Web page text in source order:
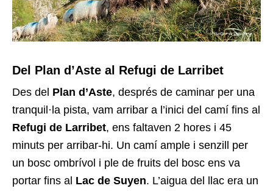
Del Plan d’Aste al Refugi de Larribet
Des del Plan d’Aste, després de caminar per una
tranquil·la pista, vam arribar a l’inici del camí fins al
Refugi de Larribet, ens faltaven 2 hores i 45
minuts per arribar-hi. Un camí ample i senzill per
un bosc ombrívol i ple de fruits del bosc ens va
portar fins al Lac de Suyen. L’aigua del llac era un